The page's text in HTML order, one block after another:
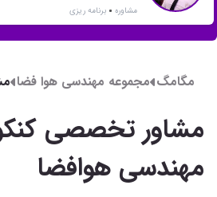
مشاوره برنامه ریزی
مگامگ مجموعه مهندسی هوا فضا
مشاور تخصصی
مهندسی هوافضا